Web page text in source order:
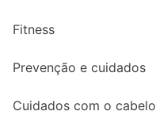
Fitness
Prevenção e cuidados
Cuidados com o cabelo